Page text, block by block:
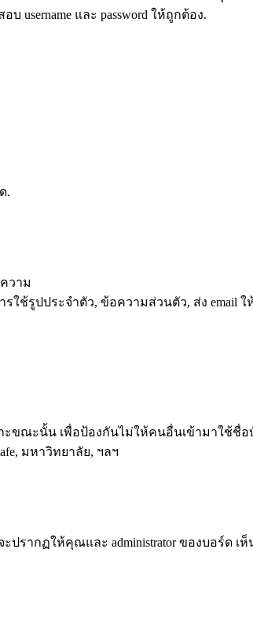
และ password ให้ถูกต้อง.
.
วาม
รูปประจำตัว, ข้อความส่วนตัว, ส่ง email
ะขณะนั้น เพื่อป้องกันไม่ให้คนอื่นเข้ามาใช้ชื่
มหาวิทยาลัย, ฯลฯ
ปรากฏให้คุณและ administrator ของบอร์ด เ